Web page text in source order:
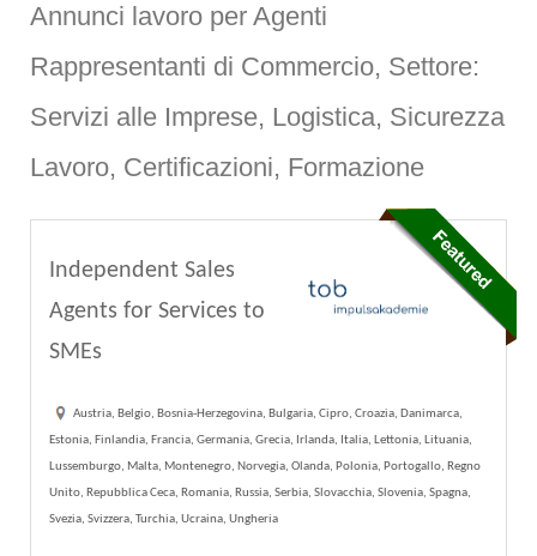
Annunci lavoro per Agenti
Rappresentanti di Commercio, Settore:
Servizi alle Imprese, Logistica, Sicurezza
Lavoro, Certificazioni, Formazione
Independent Sales
Agents for Services to
SMEs
Austria, Belgio, Bosnia-Herzegovina, Bulgaria, Cipro, Croazia, Danimarca,
Estonia, Finlandia, Francia, Germania, Grecia, Irlanda, Italia, Lettonia, Lituania,
Lussemburgo, Malta, Montenegro, Norvegia, Olanda, Polonia, Portogallo, Regno
Unito, Repubblica Ceca, Romania, Russia, Serbia, Slovacchia, Slovenia, Spagna,
Svezia, Svizzera, Turchia, Ucraina, Ungheria